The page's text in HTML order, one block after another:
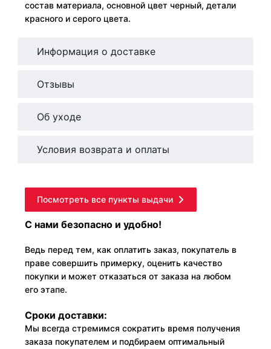
состав материала, основной цвет черный, детали
красного и серого цвета.
Информация о доставке
Отзывы
Об уходе
Условия возврата и оплаты
Посмотреть все пункты выдачи
С нами безопасно и удобно!
Ведь перед тем, как оплатить заказ, покупатель в
праве совершить примерку, оценить качество
покупки и может отказаться от заказа на любом
его этапе.
Сроки доставки:
Мы всегда стремимся сократить время получения
заказа покупателем и подбираем оптимальный